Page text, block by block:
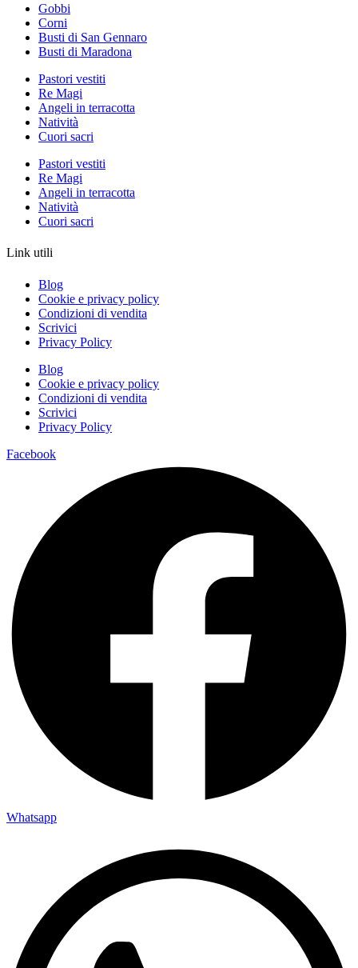
Gobbi
Corni
Busti di San Gennaro
Busti di Maradona
Pastori vestiti
Re Magi
Angeli in terracotta
Natività
Cuori sacri
Pastori vestiti
Re Magi
Angeli in terracotta
Natività
Cuori sacri
Link utili
Blog
Cookie e privacy policy
Condizioni di vendita
Scrivici
Privacy Policy
Blog
Cookie e privacy policy
Condizioni di vendita
Scrivici
Privacy Policy
Facebook
Whatsapp